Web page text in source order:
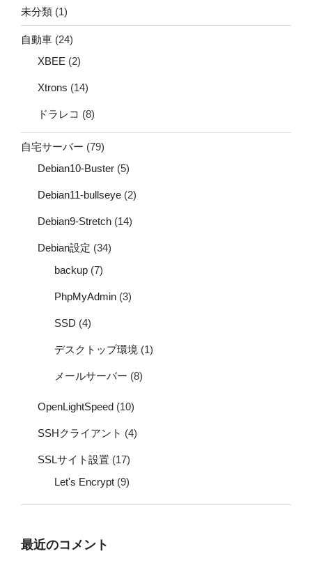
未分類 (1)
自動車 (24)
XBEE (2)
Xtrons (14)
ドラレコ (8)
自宅サーバー (79)
Debian10-Buster (5)
Debian11-bullseye (2)
Debian9-Stretch (14)
Debian設定 (34)
backup (7)
PhpMyAdmin (3)
SSD (4)
デスクトップ環境 (1)
メールサーバー (8)
OpenLightSpeed (10)
SSHクライアント (4)
SSLサイト設置 (17)
Let's Encrypt (9)
最近のコメント